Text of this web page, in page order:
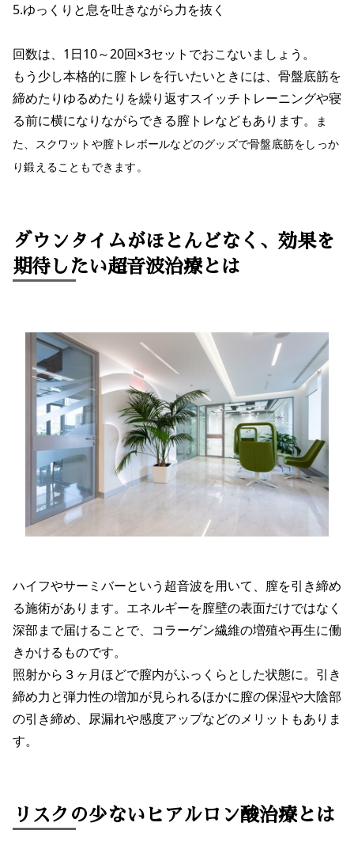
5.ゆっくりと息を吐きながら力を抜く
回数は、1日10～20回×3セットでおこないましょう。
もう少し本格的に膣トレを行いたいときには、骨盤底筋を
締めたりゆるめたりを繰り返すスイッチトレーニングや寝
る前に横になりながらできる膣トレなどもあります。
ま
た、スクワットや膣トレボールなどのグッズで骨盤底筋をしっか
り鍛えることもできます。
ダウンタイムがほとんどなく、効果を
期待したい超音波治療とは
ハイフやサーミバーという超音波を用いて、膣を引き締め
る施術があります。エネルギーを膣壁の表面だけではなく
深部まで届けることで、コラーゲン繊維の増殖や再生に働
きかけるものです。
照射から３ヶ月ほどで膣内がふっくらとした状態に。引き
締め力と弾力性の増加が見られるほかに膣の保湿や大陰部
の引き締め、尿漏れや感度アップなどのメリットもありま
す。
リスクの少ないヒアルロン酸治療とは